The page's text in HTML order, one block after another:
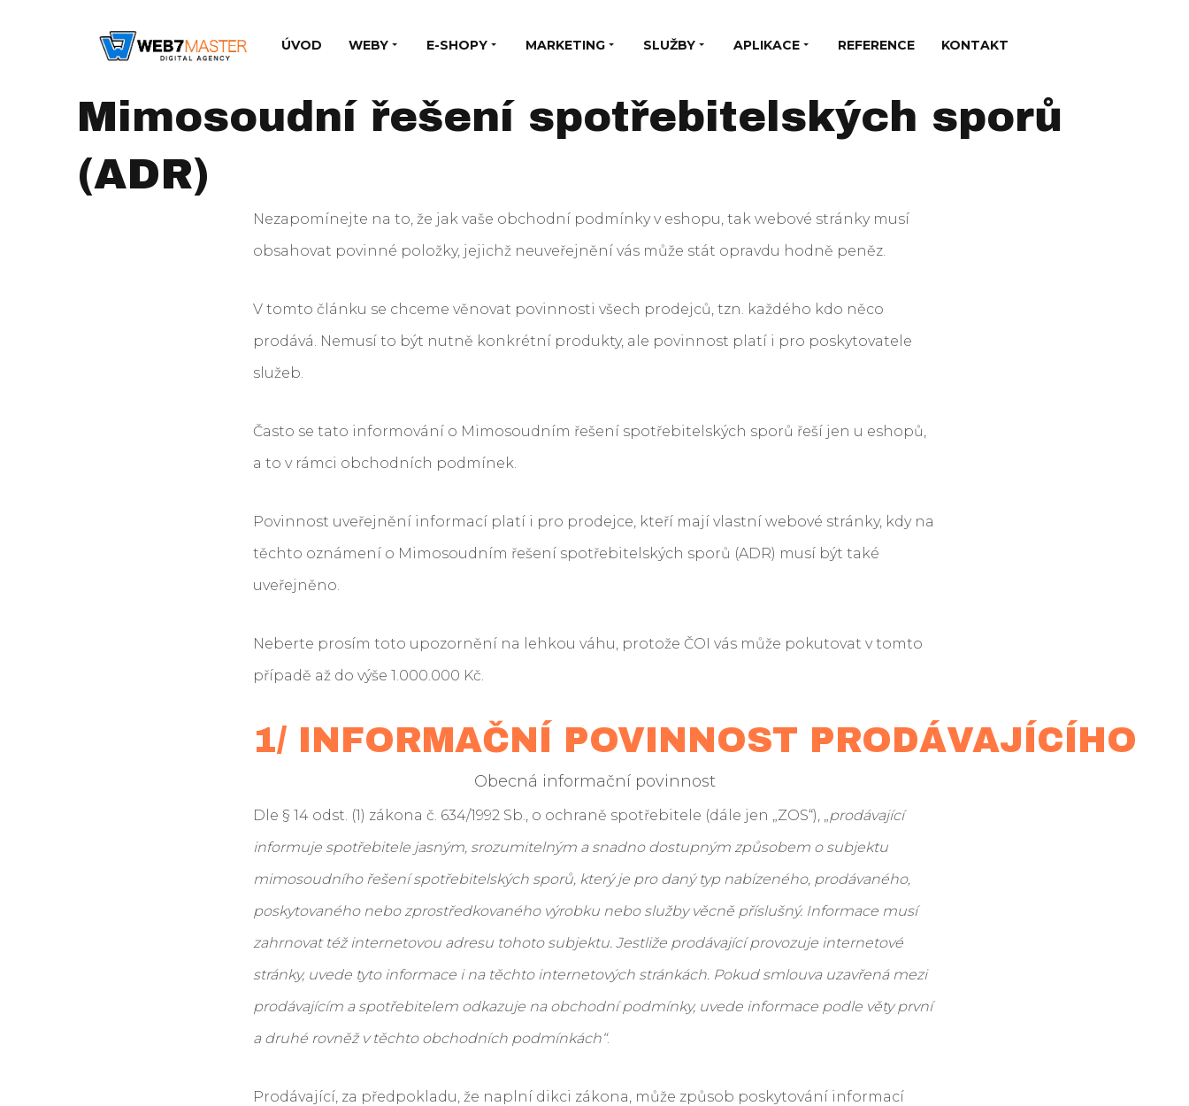
ÚVOD WEBY E-SHOPY MARKETING SLUŽBY APLIKACE REFERENCE KONTAKT
Mimosoudní řešení spotřebitelských sporů
(ADR)
Nezapomínejte na to, že jak vaše obchodní podmínky v eshopu, tak webové stránky musí
obsahovat povinné položky, jejichž neuveřejnění vás může stát opravdu hodně peněz.
V tomto článku se chceme věnovat povinnosti všech prodejců, tzn. každého kdo něco
prodává. Nemusí to být nutně konkrétní produkty, ale povinnost platí i pro poskytovatele
služeb.
Často se tato informování o Mimosoudním řešení spotřebitelských sporů řeší jen u eshopů,
a to v rámci obchodních podmínek.
Povinnost uveřejnění informací platí i pro prodejce, kteří mají vlastní webové stránky, kdy na
těchto oznámení o Mimosoudním řešení spotřebitelských sporů (ADR) musí být také
uveřejněno.
Neberte prosím toto upozornění na lehkou váhu, protože ČOI vás může pokutovat v tomto
případě až do výše 1.000.000 Kč.
1/ INFORMAČNÍ POVINNOST PRODÁVAJÍCÍHO
Obecná informační povinnost
Dle § 14 odst. (1) zákona č. 634/1992 Sb., o ochraně spotřebitele (dále jen „ZOS“), „prodávající
informuje spotřebitele jasným, srozumitelným a snadno dostupným způsobem o subjektu
mimosoudního řešení spotřebitelských sporů, který je pro daný typ nabízeného, prodávaného,
poskytovaného nebo zprostředkovaného výrobku nebo služby věcně příslušný. Informace musí
zahrnovat též internetovou adresu tohoto subjektu. Jestliže prodávající provozuje internetové
stránky, uvede tyto informace i na těchto internetových stránkách. Pokud smlouva uzavřená mezi
prodávajícím a spotřebitelem odkazuje na obchodní podmínky, uvede informace podle věty první
a druhé rovněž v těchto obchodních podmínkách“.
Prodávající, za předpokladu, že naplní dikci zákona, může způsob poskytování informací